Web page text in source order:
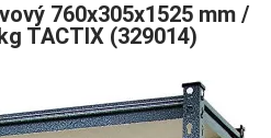
760x305x1525 mm /
TACTIX (329014)